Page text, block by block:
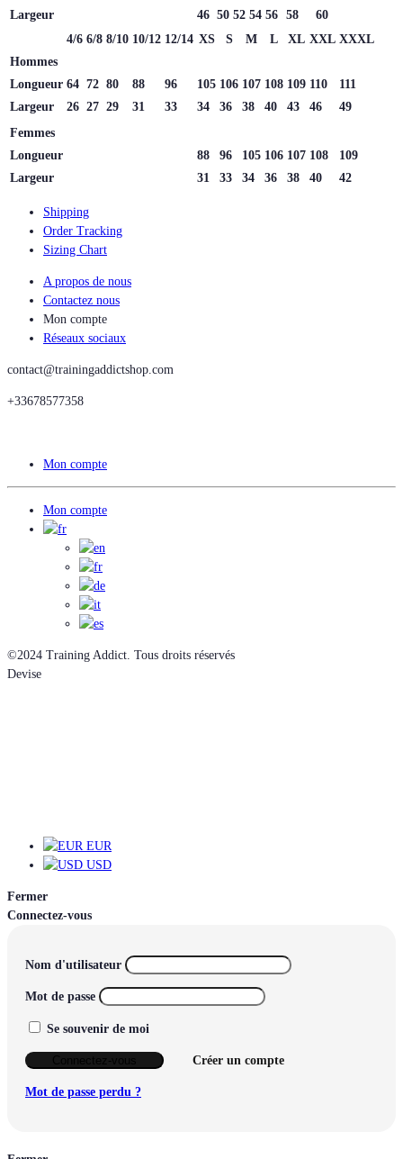
Largeur
46 50 52 54 56 58
60
4/6 6/8 8/10 10/12 12/14 XS S M L XL XXL XXXL
Hommes
Longueur 64 72 80 88 96 105 106 107 108 109 110
111
Largeur
26 27 29 31 33 34 36 38 40 43 46
49
Femmes
Longueur
88 96 105 106 107 108
109
Largeur
31 33 34 36 38 40 42
Shipping
Order Tracking
Sizing Chart
A propos de nous
Contactez nous
Mon compte
Réseaux sociaux
contact@trainingaddictshop.com
+33678577358
Mon compte
Mon compte
©2024 Training Addict. Tous droits réservés
Devise
EUR
USD
Fermer
Connectez-vous
Nom d'utilisateur
Mot de passe
Se souvenir de moi
Créer un compte
Mot de passe perdu ?